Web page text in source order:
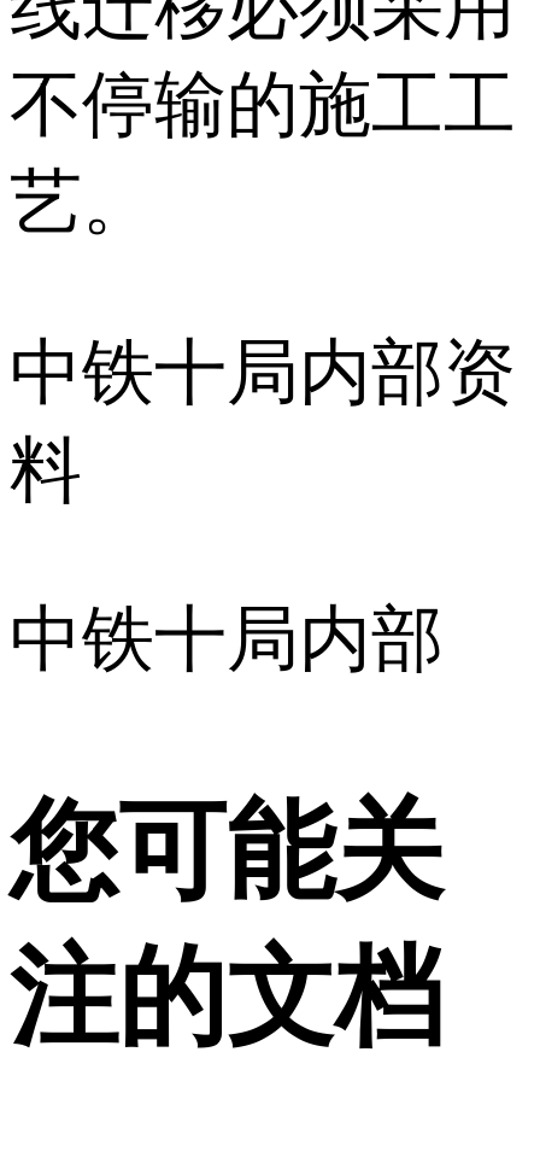
不停输的施工工
艺。
中铁十局内部资
料
中铁十局内部
您可能关
注的文档